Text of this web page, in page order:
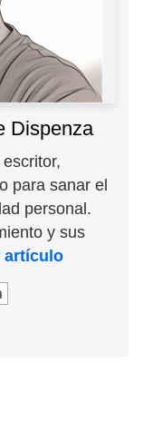
Dispenza
para sanar el
personal.
y sus
artículo